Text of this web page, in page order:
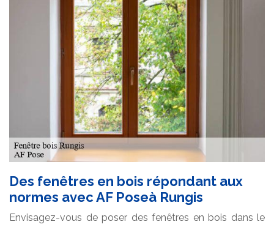
Des fenêtres en bois répondant aux
normes avec AF Poseà Rungis
Envisagez-vous de poser des fenêtres en bois dans le